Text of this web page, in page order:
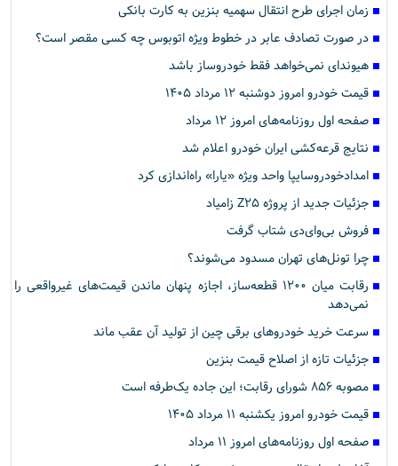
زمان اجرای طرح انتقال سهمیه بنزین به کارت بانکی
در صورت تصادف عابر در خطوط ویژه اتوبوس چه کسی مقصر است؟
هیوندای نمی‌خواهد فقط خودروساز باشد
قیمت خودرو امروز دوشنبه ۱۲ مرداد ۱۴۰۵
صفحه اول روزنامه‌های امروز ۱۲ مرداد
نتایج قرعه‌کشی ایران خودرو اعلام شد
امدادخودروسایپا واحد ویژه «یارا» راه‌اندازی کرد
جزئیات جدید از پروژه Z۲۵ زامیاد
فروش بی‌وای‌دی شتاب گرفت
چرا تونل‌های تهران مسدود می‌شوند؟
رقابت میان ۱۲۰۰ قطعه‌ساز، اجازه پنهان ماندن قیمت‌های غیرواقعی را
نمی‌دهد
سرعت خرید خودروهای برقی چین از تولید آن عقب ماند
جزئیات تازه از اصلاح قیمت بنزین
مصوبه ۸۵۶ شورای رقابت؛ این جاده یک‌طرفه است
قیمت خودرو امروز یکشنبه ۱۱ مرداد ۱۴۰۵
صفحه اول روزنامه‌های امروز ۱۱ مرداد